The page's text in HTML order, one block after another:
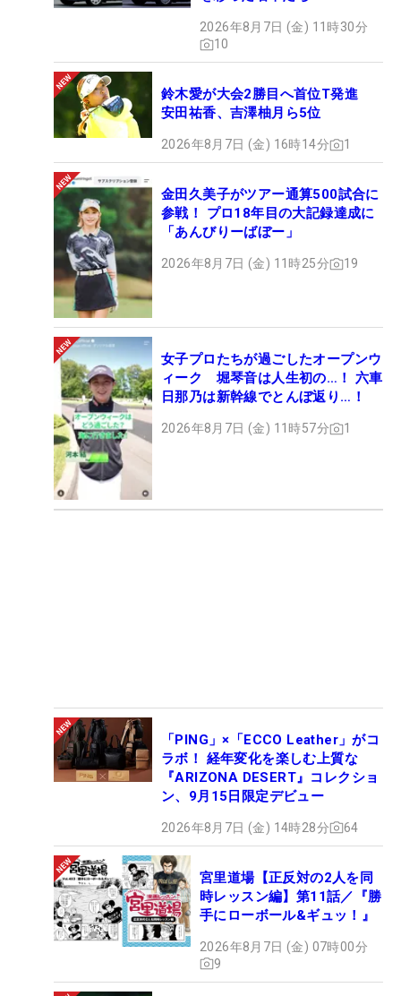
2026年8月7日 (金) 11時30分
10
鈴木愛が大会2勝目へ首位T発進
安田祐香、吉澤柚月ら5位
2026年8月7日 (金) 16時14分 1
金田久美子がツアー通算500試合に
参戦！ プロ18年目の大記録達成に
「あんびりーばぼー」
2026年8月7日 (金) 11時25分 19
女子プロたちが過ごしたオープンウ
ィーク 堀琴音は人生初の…！ 六車
日那乃は新幹線でとんぼ返り…！
2026年8月7日 (金) 11時57分 1
「PING」×「ECCO Leather」がコ
ラボ！ 経年変化を楽しむ上質な
『ARIZONA DESERT』コレクショ
ン、9月15日限定デビュー
2026年8月7日 (金) 14時28分 64
宮里道場【正反対の2人を同
時レッスン編】第11話／『勝
手にローボール&ギュッ！』
2026年8月7日 (金) 07時00分
9